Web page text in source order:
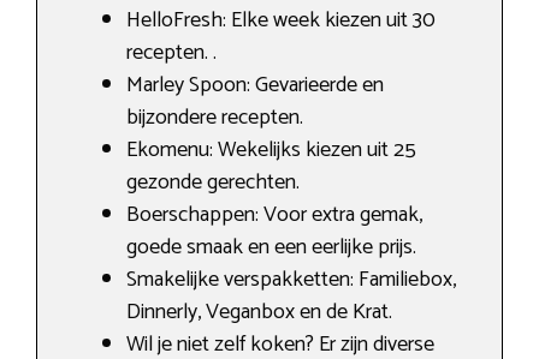
HelloFresh: Elke week kiezen uit 30
recepten. .
Marley Spoon: Gevarieerde en
bijzondere recepten.
Ekomenu: Wekelijks kiezen uit 25
gezonde gerechten.
Boerschappen: Voor extra gemak,
goede smaak en een eerlijke prijs.
Smakelijke verspakketten: Familiebox,
Dinnerly, Veganbox en de Krat.
Wil je niet zelf koken? Er zijn diverse